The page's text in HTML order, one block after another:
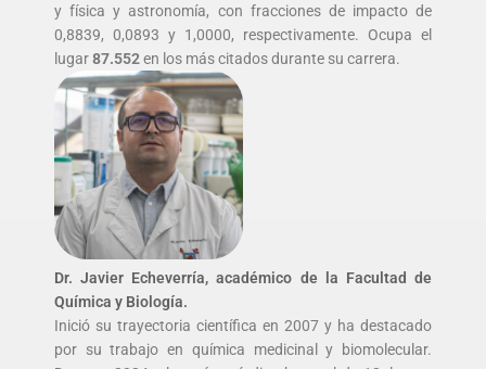
y física y astronomía, con fracciones de impacto de
0,8839, 0,0893 y 1,0000, respectivamente. Ocupa el
lugar87.552en los más citados durante su carrera.
Dr. Javier Echeverría, académico de la Facultad de
Química y Biología.
Inició su trayectoria científica en 2007 y ha destacado
por su trabajo en química medicinal y biomolecular.